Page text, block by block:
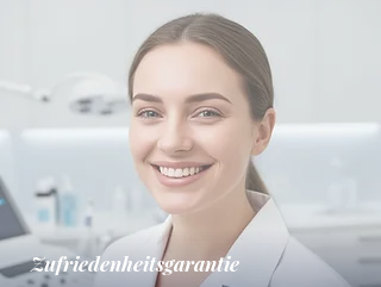
Zufriedenheitsgarantie